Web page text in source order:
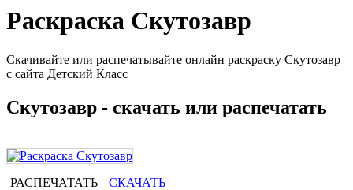
Раскраска Скутозавр
Скачивайте или распечатывайте онлайн раскраску Скутозавр
с сайта Детский Класс
Скутозавр - скачать или распечатать
РАСПЕЧАТАТЬ
СКАЧАТЬ